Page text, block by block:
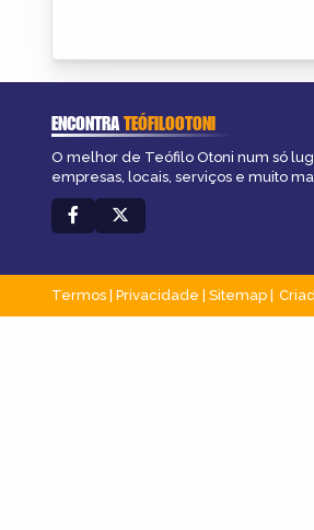
ENCONTRATEÓFILOOTONI
O melhor de Teófilo Otoni num só
empresas, locais, serviços e muito
Termos Privacidade Sitemap